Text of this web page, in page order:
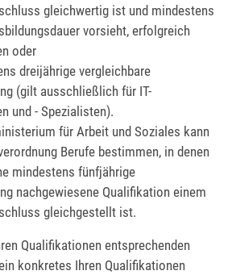
gleichwertig ist und mindestens
vorsieht, erfolgreich
oder
dreijährige vergleichbare
(gilt ausschließlich für IT-
und - Spezialisten).
für Arbeit und Soziales kann
Berufe bestimmen, in denen
mindestens fünfjährige
nachgewiesene Qualifikation einem
gleichgestellt ist.
Qualifikationen entsprechenden
konkretes Ihren Qualifikationen